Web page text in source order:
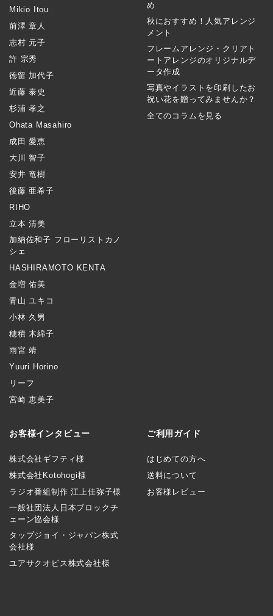
Mikio Itou
前澤 章人
志村 元子
許 宗秀
徳留 加代子
近藤 泰史
杉浦 孝之
Ohata Masahiro
成田 愛恵
大川 智子
安井 竜樹
後藤 亜希子
RIHO
立本 清美
加納佐和子 フローリストカノ
シェ
HASHIRAMOTO KENTA
金増 佑美
青山 ユキコ
小林 久男
穂積 木綿子
雨宮 靖
Yuuri Horino
リーフ
宮崎 恵美子
め
秋におすすめ！人気アレンジ
メント
フレームアレンジ・クリアト
ートアレンジのオリジナルデ
ータ作成
写真やイラストを印刷したお
祝い花を贈ってみませんか？
全てのコラムを見る
お客様インタビュー
株式会社ギフティ様
株式会社Kotohogi様
ラジオ番組制作 江上佳弥子様
一般社団法人日本ブロックチ
ェーン協会様
タップジョイ・ジャパン株式
会社様
ユアサクオビス株式会社様
ご利用ガイド
はじめての方へ
送料について
お客様レビュー